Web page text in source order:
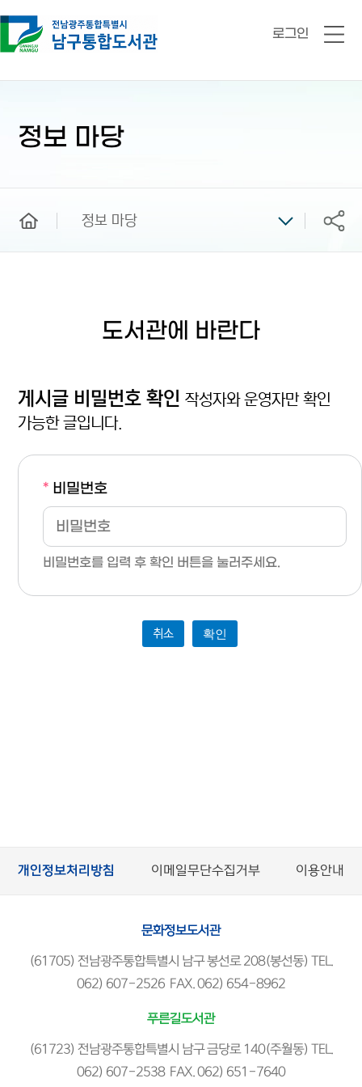
로그인
전
정보 마당
정보 마당 공유
도서관에 바란다
게시글 비밀번호 확인작성자와 운영자만 확인
가능한 글입니다.
* 비밀번호
비밀번호를 입력 후 확인 버튼을 눌러주세요.
취소 확인
개인정보처리방침 이메일무단수집거부 이용안내
문화정보도서관
(61705) 전남광주통합특별시 남구 봉선로 208(봉선동) TEL.
062) 607-2526 FAX. 062) 654-8962
푸른길도서관
(61723) 전남광주통합특별시 남구 금당로 140(주월동) TEL.
062) 607-2538 FAX. 062) 651-7640